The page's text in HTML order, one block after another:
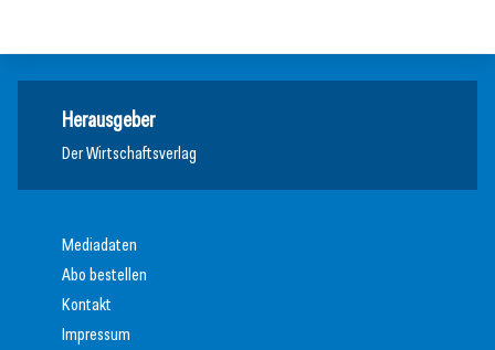
Herausgeber
Der Wirtschaftsverlag
Mediadaten
Abo bestellen
Kontakt
Impressum